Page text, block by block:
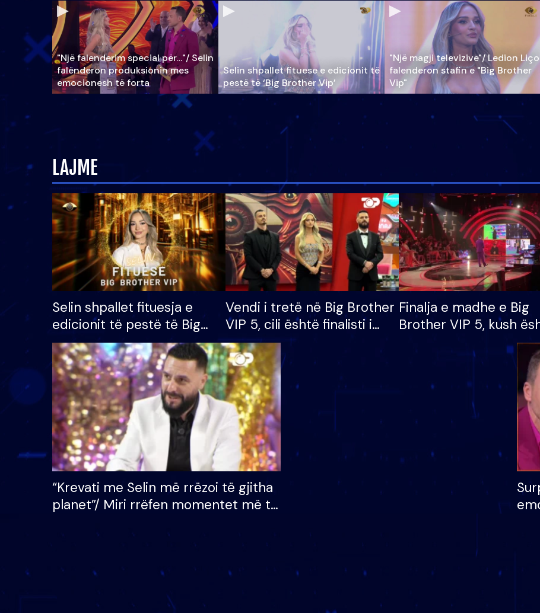
"Një falenderim special për…"/ Selin
falënderon produksionin mes
emocionesh të forta
Selin shpallet fituese e edicionit të
pestë të ‘Big Brother Vip’
"Një magji televizive"/ Ledion Liço
falenderon stafin e "Big Brother
Vip"
LAJME
Selin shpallet fituesja e
edicionit të pestë të Big
Brother VIP, rrëmben
çmimin e madh prej 100
mijë eurosh
Vendi i tretë në Big Brother
VIP 5, cili është finalisti i
radhës që lë shtëpinë
Finalja e madhe e Big
Brother VIP 5, kush
banori i parë që lë
dhe humb mundësinë
të fituar çmimin e madh
“Krevati me Selin më rrëzoi të gjitha
planet”/ Miri rrëfen momentet më të
mungojë zilja e mëngjesit kur…